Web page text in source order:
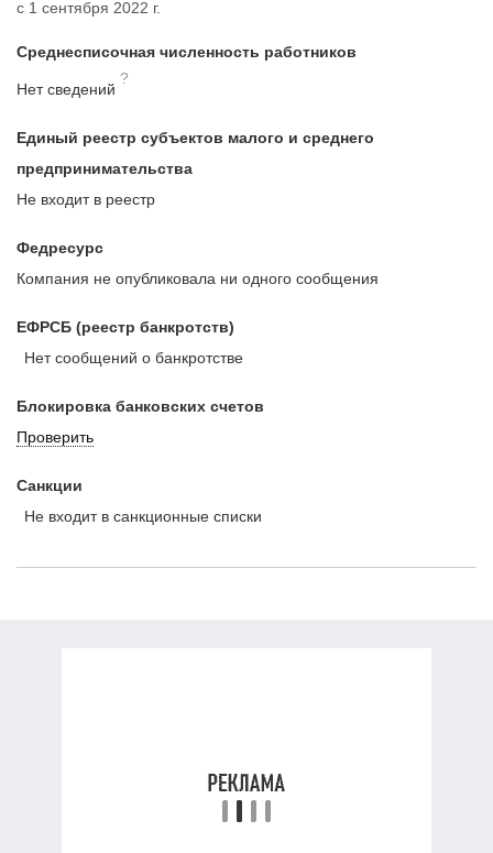
с 1 сентября 2022 г.
Среднесписочная численность работников
Нет сведений
?
Единый реестр субъектов малого и среднего
предпринимательства
Не входит в реестр
Федресурс
Компания не опубликовала ни одного сообщения
ЕФРСБ (реестр банкротств)
Нет сообщений о банкротстве
Блокировка банковских счетов
Проверить
Санкции
Не входит в санкционные списки